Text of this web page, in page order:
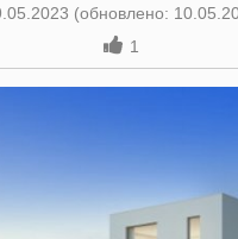
(обновлено:
1